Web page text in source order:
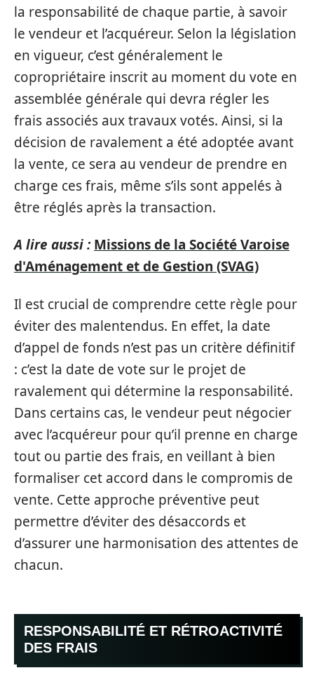
la responsabilité de chaque partie, à savoir
le vendeur et l’acquéreur. Selon la législation
en vigueur, c’est généralement le
copropriétaire inscrit au moment du vote en
assemblée générale qui devra régler les
frais associés aux travaux votés. Ainsi, si la
décision de ravalement a été adoptée avant
la vente, ce sera au vendeur de prendre en
charge ces frais, même s’ils sont appelés à
être réglés après la transaction.
A lire aussi : Missions de la Société Varoise
d'Aménagement et de Gestion (SVAG)
Il est crucial de comprendre cette règle pour
éviter des malentendus. En effet, la date
d’appel de fonds n’est pas un critère définitif
: c’est la date de vote sur le projet de
ravalement qui détermine la responsabilité.
Dans certains cas, le vendeur peut négocier
avec l’acquéreur pour qu’il prenne en charge
tout ou partie des frais, en veillant à bien
formaliser cet accord dans le compromis de
vente. Cette approche préventive peut
permettre d’éviter des désaccords et
d’assurer une harmonisation des attentes de
chacun.
RESPONSABILITÉ ET RÉTROACTIVITÉ
DES FRAIS